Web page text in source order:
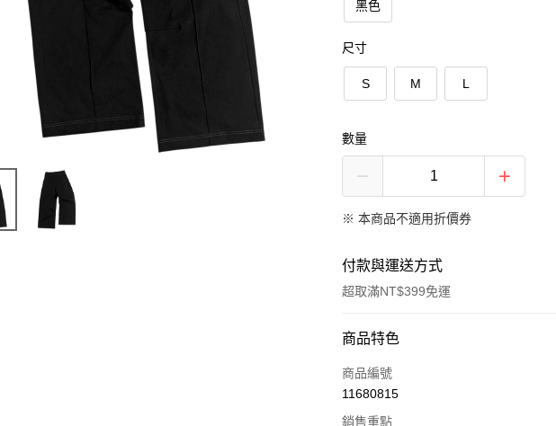
黑色
尺寸
S M L
數量
※ 本商品不適用折價券
付款與運送方式
超取滿NT$399免運
付款方式
信用卡一次付款
商品特色
商品編號
11680815
銷售重點